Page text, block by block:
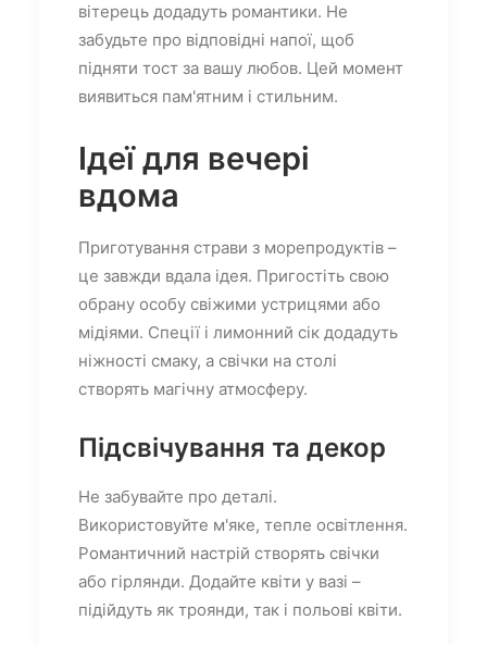
вітерець додадуть романтики. Не
забудьте про відповідні напої, щоб
підняти тост за вашу любов. Цей момент
виявиться пам'ятним і стильним.
Ідеї для вечері
вдома
Приготування страви з морепродуктів –
це завжди вдала ідея. Пригостіть свою
обрану особу свіжими устрицями або
мідіями. Спеції і лимонний сік додадуть
ніжності смаку, а свічки на столі
створять магічну атмосферу.
Підсвічування та декор
Не забувайте про деталі.
Використовуйте м'яке, тепле освітлення.
Романтичний настрій створять свічки
або гірлянди. Додайте квіти у вазі –
підійдуть як троянди, так і польові квіти.